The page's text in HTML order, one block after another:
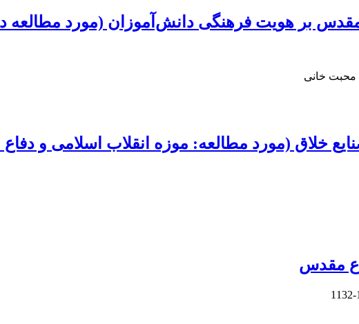
مقدس بر هویت فرهنگی دانش‌آموزان (مورد
محبت خانی
خلاق (مورد مطالعه: موزه انقلاب اسلامی و
مقدس